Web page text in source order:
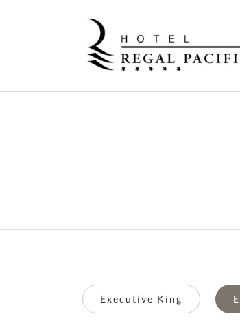
Executive King